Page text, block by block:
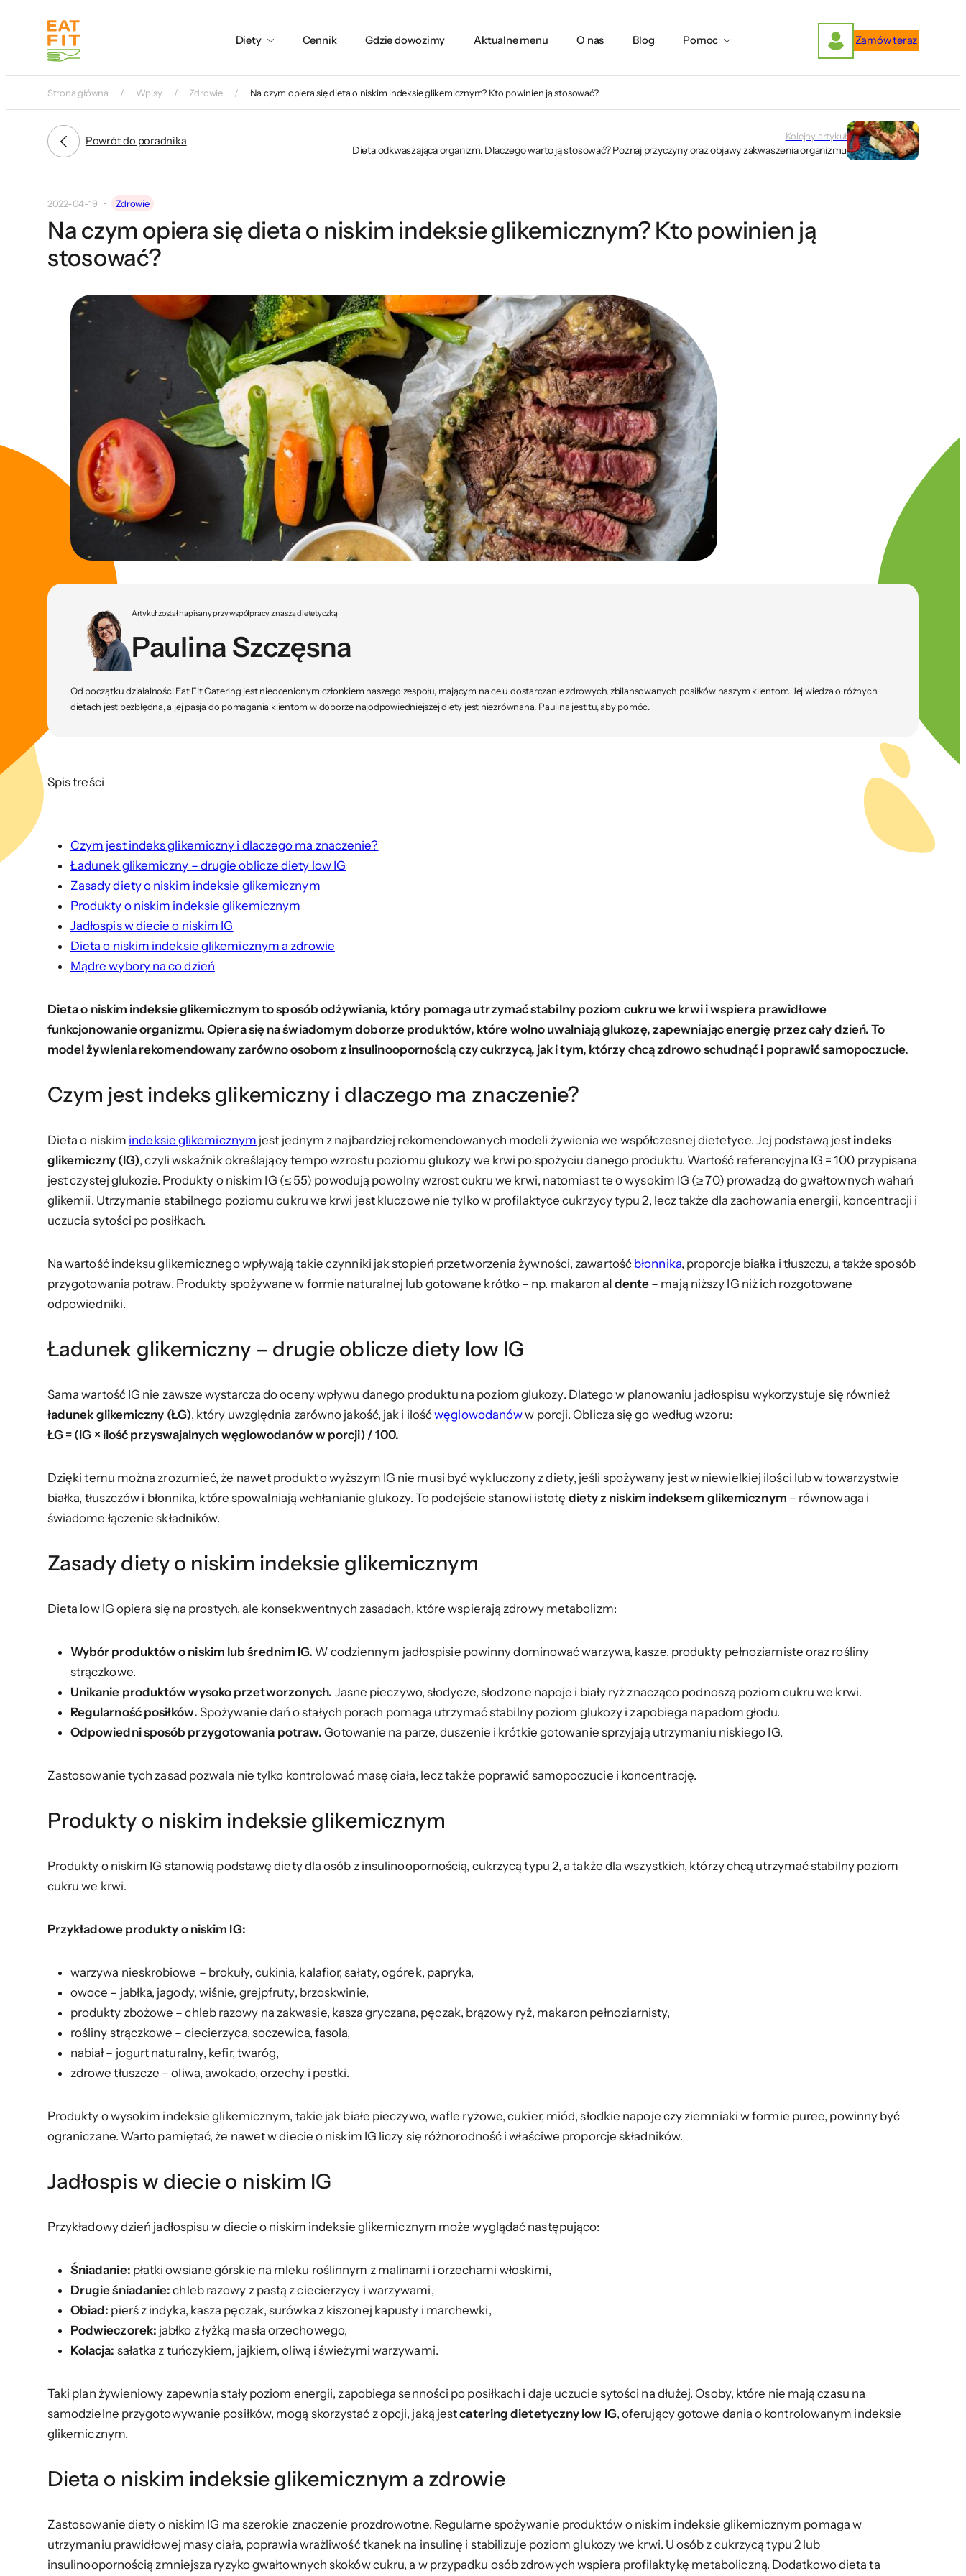
Diety Cennik Gdzie dowozimy Aktualne menu O nas Blog Pomoc Zamów teraz
Strona główna Wpisy Zdrowie Na czym opiera się dieta o niskim indeksie glikemicznym? Kto powinien ją stosować?
Powrót do poradnika Kolejny artykuł
Dieta odkwaszająca organizm. Dlaczego warto ją stosować? Poznaj przyczyny oraz objawy zakwaszenia organizmu
2022-04-19 Zdrowie
Na czym opiera się dieta o niskim indeksie glikemicznym? Kto powinien ją
stosować?
Artykuł został napisany przy współpracy z naszą dietetyczką
Paulina Szczęsna
Od początku działalności Eat Fit Catering jest nieocenionym członkiem naszego zespołu, mającym na celu dostarczanie zdrowych, zbilansowanych posiłków naszym klientom. Jej wiedza o różnych
dietach jest bezbłędna, a jej pasja do pomagania klientom w doborze najodpowiedniejszej diety jest niezrównana. Paulina jest tu, aby pomóc.
Spis treści
Czym jest indeks glikemiczny i dlaczego ma znaczenie?
Ładunek glikemiczny – drugie oblicze diety low IG
Zasady diety o niskim indeksie glikemicznym
Produkty o niskim indeksie glikemicznym
Jadłospis w diecie o niskim IG
Dieta o niskim indeksie glikemicznym a zdrowie
Mądre wybory na co dzień
Dieta o niskim indeksie glikemicznym to sposób odżywiania, który pomaga utrzymać stabilny poziom cukru we krwi i wspiera prawidłowe
funkcjonowanie organizmu. Opiera się na świadomym doborze produktów, które wolno uwalniają glukozę, zapewniając energię przez cały dzień. To
model żywienia rekomendowany zarówno osobom z insulinoopornością czy cukrzycą, jak i tym, którzy chcą zdrowo schudnąć i poprawić samopoczucie.
Czym jest indeks glikemiczny i dlaczego ma znaczenie?
Dieta o niskim indeksie glikemicznym jest jednym z najbardziej rekomendowanych modeli żywienia we współczesnej dietetyce. Jej podstawą jest indeks
glikemiczny (IG), czyli wskaźnik określający tempo wzrostu poziomu glukozy we krwi po spożyciu danego produktu. Wartość referencyjna IG = 100 przypisana
jest czystej glukozie. Produkty o niskim IG (≤ 55) powodują powolny wzrost cukru we krwi, natomiast te o wysokim IG (≥ 70) prowadzą do gwałtownych wahań
glikemii. Utrzymanie stabilnego poziomu cukru we krwi jest kluczowe nie tylko w profilaktyce cukrzycy typu 2, lecz także dla zachowania energii, koncentracji i
uczucia sytości po posiłkach.
Na wartość indeksu glikemicznego wpływają takie czynniki jak stopień przetworzenia żywności, zawartość błonnika, proporcje białka i tłuszczu, a także sposób
przygotowania potraw. Produkty spożywane w formie naturalnej lub gotowane krótko – np. makaronal dente – mają niższy IG niż ich rozgotowane
odpowiedniki.
Ładunek glikemiczny – drugie oblicze diety low IG
Sama wartość IG nie zawsze wystarcza do oceny wpływu danego produktu na poziom glukozy. Dlatego w planowaniu jadłospisu wykorzystuje się również
ładunek glikemiczny (ŁG), który uwzględnia zarówno jakość, jak i ilośćwęglowodanóww porcji. Oblicza się go według wzoru:
ŁG = (IG × ilość przyswajalnych węglowodanów w porcji) / 100.
Dzięki temu można zrozumieć, że nawet produkt o wyższym IG nie musi być wykluczony z diety, jeśli spożywany jest w niewielkiej ilości lub w towarzystwie
białka, tłuszczów i błonnika, które spowalniają wchłanianie glukozy. To podejście stanowi istotę diety z niskim indeksem glikemicznym – równowaga i
świadome łączenie składników.
Zasady diety o niskim indeksie glikemicznym
Dieta low IG opiera się na prostych, ale konsekwentnych zasadach, które wspierają zdrowy metabolizm:
Wybór produktów o niskim lub średnim IG. W codziennym jadłospisie powinny dominować warzywa, kasze, produkty pełnoziarniste oraz rośliny
strączkowe.
Unikanie produktów wysoko przetworzonych. Jasne pieczywo, słodycze, słodzone napoje i biały ryż znacząco podnoszą poziom cukru we krwi.
Regularność posiłków. Spożywanie dań o stałych porach pomaga utrzymać stabilny poziom glukozy i zapobiega napadom głodu.
Odpowiedni sposób przygotowania potraw. Gotowanie na parze, duszenie i krótkie gotowanie sprzyjają utrzymaniu niskiego IG.
Zastosowanie tych zasad pozwala nie tylko kontrolować masę ciała, lecz także poprawić samopoczucie i koncentrację.
Produkty o niskim indeksie glikemicznym
Produkty o niskim IG stanowią podstawę diety dla osób z insulinoopornością, cukrzycą typu 2, a także dla wszystkich, którzy chcą utrzymać stabilny poziom
cukru we krwi.
Przykładowe produkty o niskim IG:
warzywa nieskrobiowe – brokuły, cukinia, kalafior, sałaty, ogórek, papryka,
owoce – jabłka, jagody, wiśnie, grejpfruty, brzoskwinie,
produkty zbożowe – chleb razowy na zakwasie, kasza gryczana, pęczak, brązowy ryż, makaron pełnoziarnisty,
rośliny strączkowe – ciecierzyca, soczewica, fasola,
nabiał – jogurt naturalny, kefir, twaróg,
zdrowe tłuszcze – oliwa, awokado, orzechy i pestki.
Produkty o wysokim indeksie glikemicznym, takie jak białe pieczywo, wafle ryżowe, cukier, miód, słodkie napoje czy ziemniaki w formie puree, powinny być
ograniczane. Warto pamiętać, że nawet w diecie o niskim IG liczy się różnorodność i właściwe proporcje składników.
Jadłospis w diecie o niskim IG
Przykładowy dzień jadłospisu w diecie o niskim indeksie glikemicznym może wyglądać następująco:
Śniadanie: płatki owsiane górskie na mleku roślinnym z malinami i orzechami włoskimi,
Drugie śniadanie: chleb razowy z pastą z ciecierzycy i warzywami,
Obiad: pierś z indyka, kasza pęczak, surówka z kiszonej kapusty i marchewki,
Podwieczorek: jabłko z łyżką masła orzechowego,
Kolacja: sałatka z tuńczykiem, jajkiem, oliwą i świeżymi warzywami.
Taki plan żywieniowy zapewnia stały poziom energii, zapobiega senności po posiłkach i daje uczucie sytości na dłużej. Osoby, które nie mają czasu na
samodzielne przygotowywanie posiłków, mogą skorzystać z opcji, jaką jestcatering dietetyczny low IG, oferujący gotowe dania o kontrolowanym indeksie
glikemicznym.
Dieta o niskim indeksie glikemicznym a zdrowie
Zastosowanie diety o niskim IG ma szerokie znaczenie prozdrowotne. Regularne spożywanie produktów o niskim indeksie glikemicznym pomaga w
utrzymaniu prawidłowej masy ciała, poprawia wrażliwość tkanek na insulinę i stabilizuje poziom glukozy we krwi. U osób z cukrzycą typu 2 lub
insulinoopornością zmniejsza ryzyko gwałtownych skoków cukru, a w przypadku osób zdrowych wspiera profilaktykę metaboliczną. Dodatkowo dieta ta